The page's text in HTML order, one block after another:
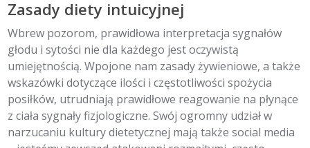
Zasady diety intuicyjnej
Wbrew pozorom, prawidłowa interpretacja sygnałów
głodu i sytości nie dla każdego jest oczywistą
umiejętnością. Wpojone nam zasady żywieniowe, a także
wskazówki dotyczące ilości i częstotliwości spożycia
posiłków, utrudniają prawidłowe reagowanie na płynące
z ciała sygnały fizjologiczne. Swój ogromny udział w
narzucaniu kultury dietetycznej mają także social media